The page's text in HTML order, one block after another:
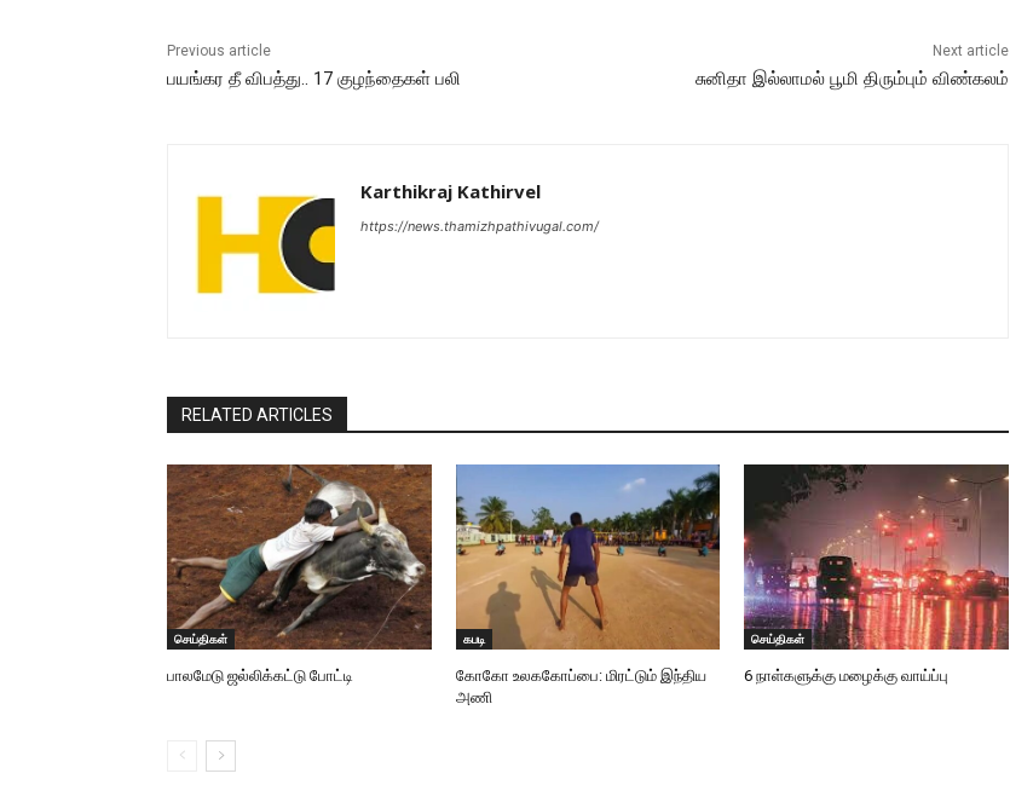
Previous article
பயங்கர தீ விபத்து.. 17 குழந்தைகள் பலி
Next article
சுனிதா இல்லாமல் பூமி திரும்பும் விண்கலம்
Karthikraj Kathirvel
https://news.thamizhpathivugal.com/
RELATED ARTICLES
செய்திகள்
பாலமேடு ஜல்லிக்கட்டு போட்டி
கபடி
கோகோ உலககோப்பை: மிரட்டும் இந்திய
அணி
செய்திகள்
6 நாள்களுக்கு மழைக்கு வாய்ப்பு